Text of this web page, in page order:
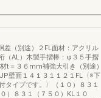
（別途）２FL面材：アクリル
（AL）木製手摺棒：φ３５手摺
t＝３６mm補強大引き（別途）
壁面１４１３１１２１FL〈※下
イプです。〉（１０）８３１
）８３１（７５０）KL１０